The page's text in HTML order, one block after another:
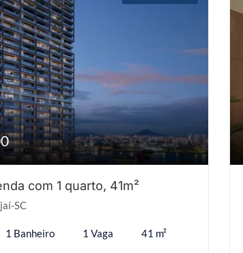
com 1 quarto, 41m²
SC
1 Banheiro 1 Vaga 41 m²